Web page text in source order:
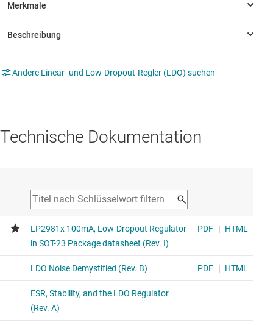
Andere Linear- und Low-Dropout-Regler (LDO) suchen
Technische Dokumentation